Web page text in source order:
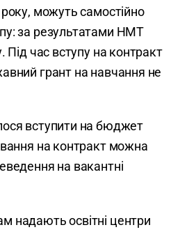
можуть самостійно
за результатами НМТ
Під час вступу на контракт
грант на навчання не
вступити на бюджет
на контракт можна
на вакантні
надають освітні центри